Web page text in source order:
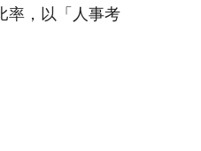
率，以「人事考